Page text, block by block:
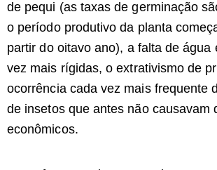
de pequi (as taxas de germinação
o período produtivo da planta
partir do oitavo ano), a falta de água
vez mais rígidas, o extrativismo de
ocorrência cada vez mais frequente
de insetos que antes não causavam
econômicos.